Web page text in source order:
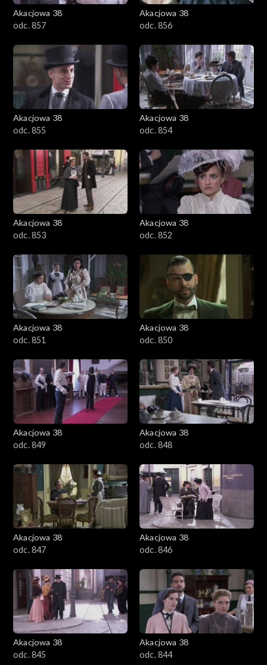
Akacjowa 38
odc. 857
Akacjowa 38
odc. 856
Akacjowa 38
odc. 855
Akacjowa 38
odc. 854
Akacjowa 38
odc. 853
Akacjowa 38
odc. 852
Akacjowa 38
odc. 851
Akacjowa 38
odc. 850
Akacjowa 38
odc. 849
Akacjowa 38
odc. 848
Akacjowa 38
odc. 847
Akacjowa 38
odc. 846
Akacjowa 38
odc. 845
Akacjowa 38
odc. 844